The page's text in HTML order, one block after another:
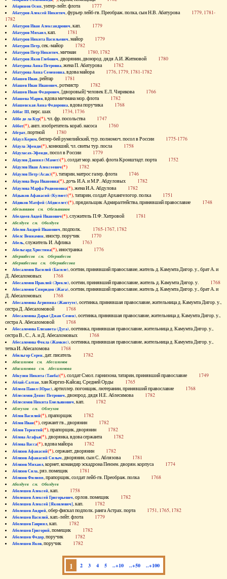
Абаринов Осип, унтер-лейт. флота 1777
Абатуров Алексей Никитич, фурьер лейб-гв. Преображ. полка, сын Н.В. Абатурова 1779, 1781-
1782
Абатуров Иван Александрович, кап. 1779
Абатуров Михаил, кап. 1781
Абатуров Никита Васильевич, майор 1779
Абатуров Петр, сек.-майор 1782
Абатуров Петр Никитич, мичман 1780, 1782
Абатуров Яков Глебович, дворянин, двоюрод. дядя А.И. Житновой 1780
Абатурова Анна Петровна, жена П. Абатурова 1782
Абатурова Анна Семеновна, вдова майора 1776, 1779, 1781-1782
Абашев Иван, рейтар 1781
Абашев Иван Иванович, ротмистр 1782
Абашев Иван Федорович, [дворовый] человек Е.Л. Чирикова 1766
Абашева Мария, вдова мичмана мор. флота 1782
Абашевская Анна Федоровна, вдова поручика 1768
Аббас III, перс. шах 1734, 1736
Аббе де ла Кур(*), чл. фр. посольства 1747
Аббот(*), англ. изобретатель кораб. насоса 1760
Абграт, портной 1780
Абдул Керим, беглер-бей румелийский, тур. полномоч. посол в России 1775-1776
Абдула Эфенди(*), конюший, чл. свиты тур. посла 1758
Абдуласах-Эфенди, посол в России 1779
Абдулов Даниил (Мамет)(*), солдат мор. кораб. флота Кронштадт. порта 1752
Абдулов Иван Алексеевич(*) 1782
Абдулов Петр (Асак)(*), татарин, матрос галер. флота 1746
Абдулова Вера Ивановна(*), дочь И.А. и М.Р. Абдуловых 1782
Абдулова Марфа Родионовна(*), жена И.А. Абдулова 1782
Абдыков Афанасий (Кулмет)(*), татарин, солдат Архангелогор. полка 1751
Абдяков Матфей (Абдяселет)(*), прядильщик Адмиралтейства, принявший православие 1748
Абезьянинов см. Обезьянинов
Абелдеев Авдей Иванович(*), служитель П.Ф. Хитровой 1781
Абелдуев см. Оболдуев
Абелов Андрей Иванович, подполк. 1765-1767, 1782
Абелс Вениамин, иностр. поручик 1770
Абель, служитель И. Афлика 1763
Абельгард Христина(*), иностранка 1776
Абернибесов см. Обернибесов
Абернибесова см. Обернибесова
Абесаломов Василий (Басиле), осетин, принявший православие, житель д. Камумта Дигор. у., брат А. и
Д. Абесаломовых 1768
Абесаломов Ираклий (Эрекле), осетин, принявший православие, житель д. Камумта Дигор. у. 1768
Абесаломов Спиридон (Жага), осетин, принявший православие, житель д. Камумта Дигор. у., брат А. и
Д. Абесаломовых 1768
Абесаломова Агрипина (Жантуте), осетинка, принявшая православие, жительница д. Камумта Дигор. у.,
сестра Д. Абесаломовой 1768
Абесаломова Дарья (Джан Семен), осетинка, принявшая православие, жительница д. Камумта Дигор. у.,
сестра А. Абесаломовой 1768
Абесаломова Елизавета (Дуга), осетинка, принявшая православие, жительница д. Камумта Дигор. у.,
сестра В., С., А. и Д. Абесаломовых 1768
Абесаломова Фекла (Жамкис), осетинка, принявшая православие, жительница д. Камумта Дигор. у.,
тетка И. Абесаломова 1768
Абильгор Серен, дат. писатель 1782
Абисаломов см. Абесаломов
Абисаломова см. Абесаломова
Абкузин Никита (Танба)(*), солдат Смол. гарнизона, татарин, принявший православие 1749
Аблай-Салтан, хан Киргиз-Кайсац. Средней Орды 1765
Аблеев Павел (Юрас), артиллер. погонщик, лютеранин, принявший православие 1768
Аблесимов Денис Петрович, двоюрод. дядя Н.Е. Аблесимова 1782
Аблесимов Никита Емельянович, кап. 1782
Аблеухов см. Облеухов
Аблов Василий(*), прапорщик 1782
Аблов Иван(*), сержант гв., дворянин 1782
Аблов Терентий(*), прапорщик, дворянин 1782
Аблова Агафья(*), дворянка, вдова сержанта 1782
Аблова Васса(*), вдова майора 1782
Аблязов Афанасий(*), сержант, дворянин 1782
Аблязов Афанасий Силыч, дворянин, сын С. Аблязова 1781
Аблязов Михаил, корнет, командир эскадрона Пензен. дворян. корпуса 1774
Аблязов Сила, ряз. помещик 1781
Аблязов Филипп, прапорщик, солдат лейб-гв. Преображ. полка 1768
Аболдуев см. Оболдуев
Аболешев Алексей, кап. 1758
Аболешев Алексей Григорьевич, орлов. помещик 1782
Аболешев Алексей [Яковлевич], кап. 1782
Аболешев Андрей, обер-фискал подполк. ранга Астрах. порта 1751, 1765, 1782
Аболешев Василий, кап.-лейт. флота 1779
Аболешев Гавриил, кап. 1782
Аболешев Григорий, помещик 1782
Аболешев Федор, поручик 1782
Аболешев Яков, поручик 1782
1 2 3 4 5 ..+10 ..+50 ..+100